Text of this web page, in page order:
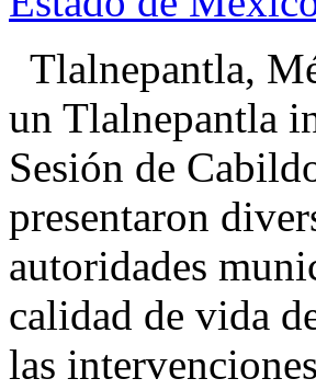
Tlalnepantla,
un Tlalnepantla
Sesión de
presentaron
autoridades
calidad de vida
las